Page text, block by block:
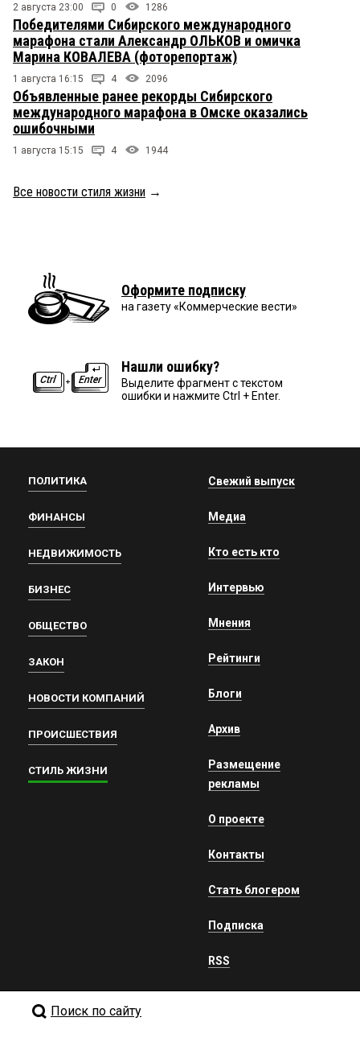
2 августа 23:00 0 1286
Победителями Сибирского международного
марафона стали Александр ОЛЬКОВ и омичка
Марина КОВАЛЕВА (фоторепортаж)
1 августа 16:15 4 2096
Объявленные ранее рекорды Сибирского
международного марафона в Омске оказались
ошибочными
1 августа 15:15 4 1944
Все новости стиля жизни →
Оформите подписку
на газету «Коммерческие вести»
Нашли ошибку?
Выделите фрагмент с текстом
ошибки и нажмите Ctrl + Enter.
ПОЛИТИКА
ФИНАНСЫ
НЕДВИЖИМОСТЬ
БИЗНЕС
ОБЩЕСТВО
ЗАКОН
НОВОСТИ КОМПАНИЙ
ПРОИСШЕСТВИЯ
СТИЛЬ ЖИЗНИ
Свежий выпуск
Медиа
Кто есть кто
Интервью
Мнения
Рейтинги
Блоги
Архив
Размещение
рекламы
О проекте
Контакты
Стать блогером
Подписка
RSS
Поиск по сайту